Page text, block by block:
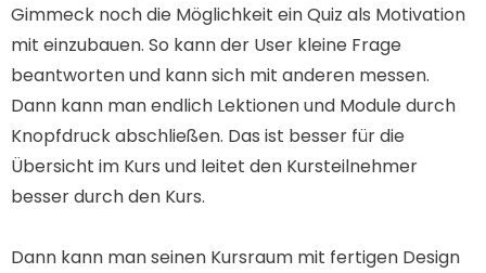
Gimmeck noch die Möglichkeit ein Quiz als Motivation
mit einzubauen. So kann der User kleine Frage
beantworten und kann sich mit anderen messen.
Dann kann man endlich Lektionen und Module durch
Knopfdruck abschließen. Das ist besser für die
Übersicht im Kurs und leitet den Kursteilnehmer
besser durch den Kurs.
Dann kann man seinen Kursraum mit fertigen Design